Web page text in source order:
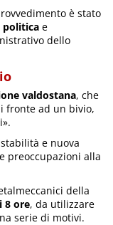
è stato
politica e
dello
valdostana, che
fronte ad un bivio,
e nuova
preoccupazioni alla
della
8 ore, da utilizzare
serie di motivi.